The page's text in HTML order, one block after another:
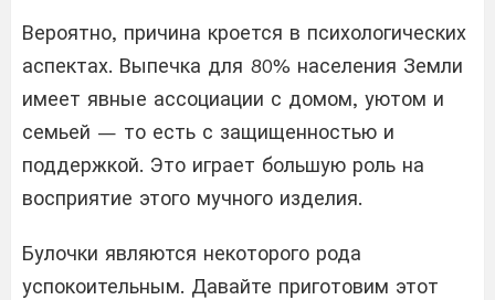
Вероятно, причина кроется в психологических
аспектах. Выпечка для 80% населения Земли
имеет явные ассоциации с домом, уютом и
семьей — то есть с защищенностью и
поддержкой. Это играет большую роль на
восприятие этого мучного изделия.
Булочки являются некоторого рода
успокоительным. Давайте приготовим этот